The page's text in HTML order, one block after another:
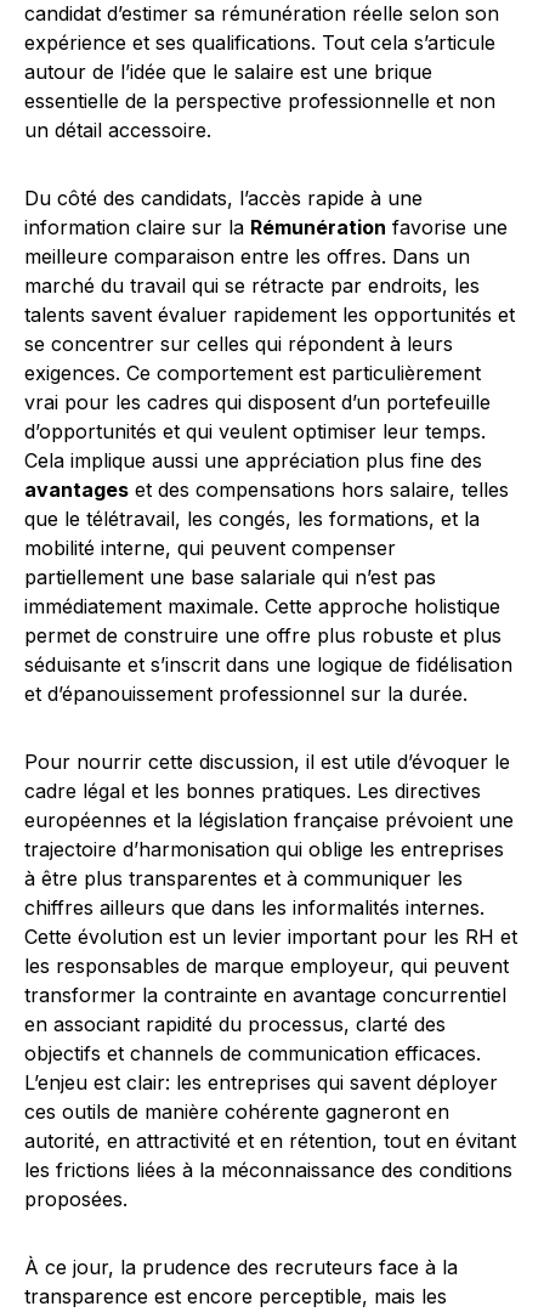
candidat d’estimer sa rémunération réelle selon son
expérience et ses qualifications. Tout cela s’articule
autour de l’idée que le salaire est une brique
essentielle de la perspective professionnelle et non
un détail accessoire.
Du côté des candidats, l’accès rapide à une
information claire sur la Rémunération favorise une
meilleure comparaison entre les offres. Dans un
marché du travail qui se rétracte par endroits, les
talents savent évaluer rapidement les opportunités et
se concentrer sur celles qui répondent à leurs
exigences. Ce comportement est particulièrement
vrai pour les cadres qui disposent d’un portefeuille
d’opportunités et qui veulent optimiser leur temps.
Cela implique aussi une appréciation plus fine des
avantages et des compensations hors salaire, telles
que le télétravail, les congés, les formations, et la
mobilité interne, qui peuvent compenser
partiellement une base salariale qui n’est pas
immédiatement maximale. Cette approche holistique
permet de construire une offre plus robuste et plus
séduisante et s’inscrit dans une logique de fidélisation
et d’épanouissement professionnel sur la durée.
Pour nourrir cette discussion, il est utile d’évoquer le
cadre légal et les bonnes pratiques. Les directives
européennes et la législation française prévoient une
trajectoire d’harmonisation qui oblige les entreprises
à être plus transparentes et à communiquer les
chiffres ailleurs que dans les informalités internes.
Cette évolution est un levier important pour les RH et
les responsables de marque employeur, qui peuvent
transformer la contrainte en avantage concurrentiel
en associant rapidité du processus, clarté des
objectifs et channels de communication efficaces.
L’enjeu est clair: les entreprises qui savent déployer
ces outils de manière cohérente gagneront en
autorité, en attractivité et en rétention, tout en évitant
les frictions liées à la méconnaissance des conditions
proposées.
À ce jour, la prudence des recruteurs face à la
transparence est encore perceptible, mais les